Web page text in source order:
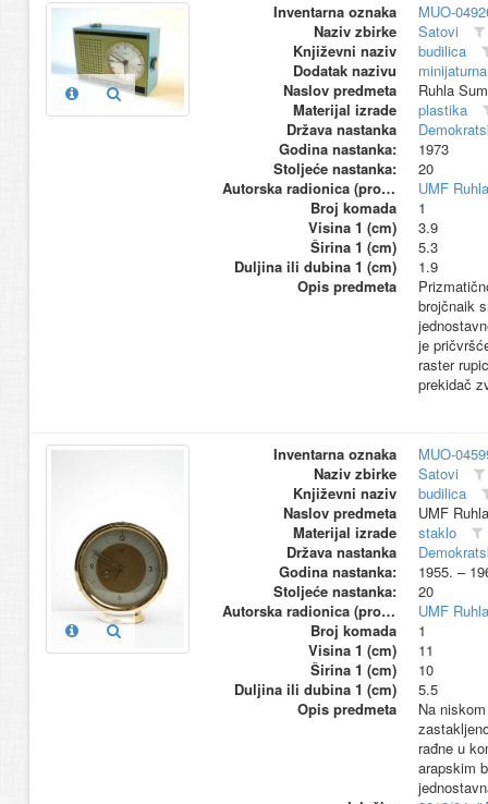
Inventarna oznaka
MUO-
Naziv zbirke
Satovi
Književni naziv
budilica
Dodatak nazivu
minijaturna
Naslov predmeta
Ruhla
Materijal izrade
plastika
Država nastanka
Godina nastanka:
1973
Stoljeće nastanka:
20
Autorska radionica (proizvođač)
UMF Ruhla
Broj komada
1
Visina 1 (cm)
3.9
Širina 1 (cm)
5.3
Duljina ili dubina 1 (cm)
1.9
Opis predmeta
brojčnaik
je
raster
prekidač
Inventarna oznaka
MUO-
Naziv zbirke
Satovi
Književni naziv
budilica
Naslov predmeta
UMF Ruhla
Materijal izrade
staklo
Država nastanka
Godina nastanka:
1955. –
Stoljeće nastanka:
20
Autorska radionica (proizvođač)
UMF Ruhla
Broj komada
1
Visina 1 (cm)
11
Širina 1 (cm)
10
Duljina ili dubina 1 (cm)
5.5
Opis predmeta
Na
rađne u
arapskim